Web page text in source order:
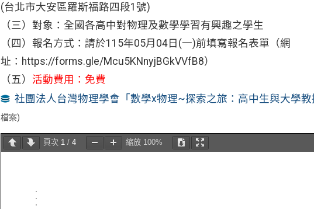
(台北市大安區羅斯福路四段1號)
（三）對象：全國各高中對物理及數學學習有興趣之學生
（四）報名方式：請於115年05月04日(一)前填寫報名表單（網
址：https://forms.gle/Mcu5KNnyjBGkVVfB8）
（五） 活動費用：免費
社團法人台灣物理學會「數學x物理~探索之旅：高中生與大學
檔案)
頁次 1/ 4 縮放 100%